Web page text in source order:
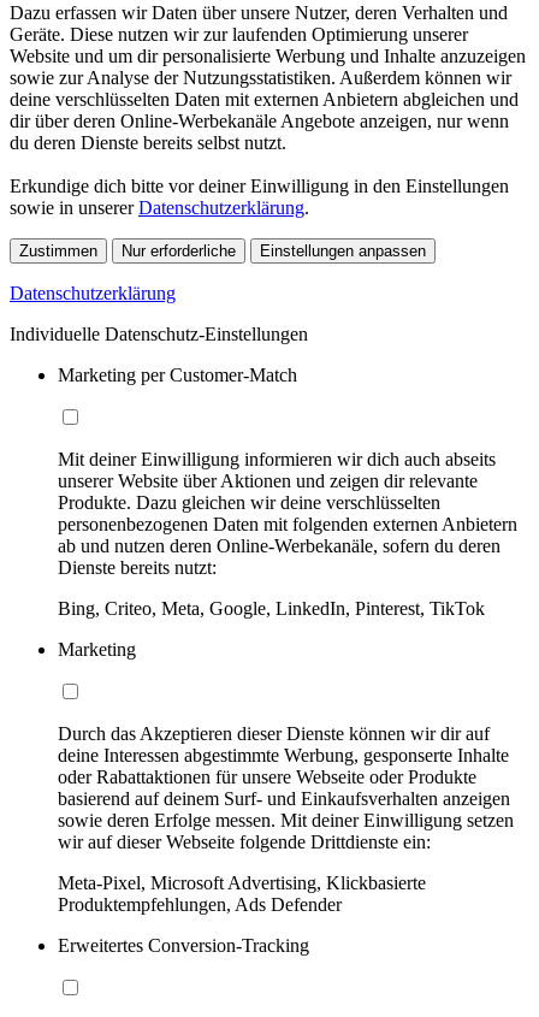
Dazu erfassen wir Daten über unsere Nutzer, deren Verhalten und
Geräte. Diese nutzen wir zur laufenden Optimierung unserer
Website und um dir personalisierte Werbung und Inhalte anzuzeigen
sowie zur Analyse der Nutzungsstatistiken. Außerdem können wir
deine verschlüsselten Daten mit externen Anbietern abgleichen und
dir über deren Online-Werbekanäle Angebote anzeigen, nur wenn
du deren Dienste bereits selbst nutzt.
Erkundige dich bitte vor deiner Einwilligung in den Einstellungen
sowie in unsererDatenschutzerklärung.
Zustimmen Nur erforderliche Einstellungen anpassen
Datenschutzerklärung
Individuelle Datenschutz-Einstellungen
Marketing per Customer-Match
Mit deiner Einwilligung informieren wir dich auch abseits
unserer Website über Aktionen und zeigen dir relevante
Produkte. Dazu gleichen wir deine verschlüsselten
personenbezogenen Daten mit folgenden externen Anbietern
ab und nutzen deren Online-Werbekanäle, sofern du deren
Dienste bereits nutzt:
Bing, Criteo, Meta, Google, LinkedIn, Pinterest, TikTok
Marketing
Durch das Akzeptieren dieser Dienste können wir dir auf
deine Interessen abgestimmte Werbung, gesponserte Inhalte
oder Rabattaktionen für unsere Webseite oder Produkte
basierend auf deinem Surf- und Einkaufsverhalten anzeigen
sowie deren Erfolge messen. Mit deiner Einwilligung setzen
wir auf dieser Webseite folgende Drittdienste ein:
Meta-Pixel, Microsoft Advertising, Klickbasierte
Produktempfehlungen, Ads Defender
Erweitertes Conversion-Tracking